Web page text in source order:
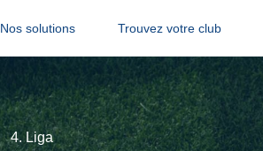
Nos solutions Trouvez votre club
4. Liga